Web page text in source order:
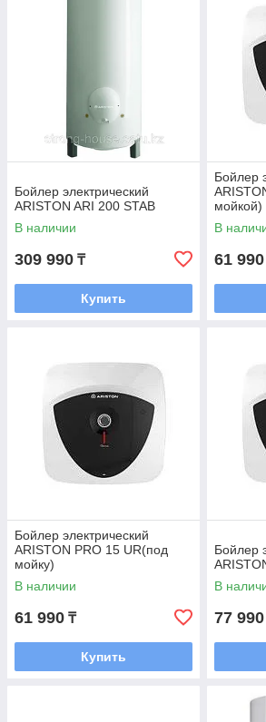
Бойлер электрический
ARISTON ARI 200 STAB
В наличии
309 990 ₸
Купить
Бойлер
мойкой)
В
61 990
Бойлер электрический
ARISTON PRO 15 UR(под
мойку)
В наличии
61 990 ₸
Купить
Бойлер
В
77 990